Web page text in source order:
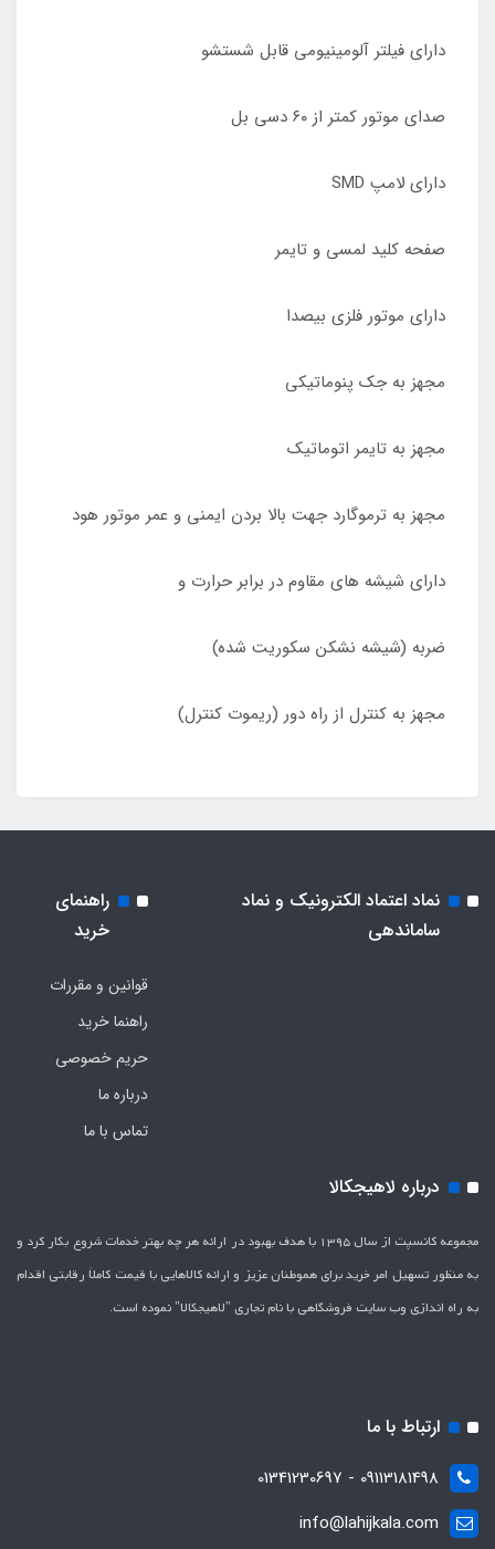
دارای فیلتر آلومینیومی قابل شستشو
صدای موتور کمتر از ۶٠ دسی بل
دارای لامپ SMD
صفحه کلید لمسی و تایمر
دارای موتور فلزی بیصدا
مجهز به جک پنوماتیکی
مجهز به تایمر اتوماتیک
مجهز به ترموگارد جهت بالا بردن ایمنی و عمر موتور هود
دارای شیشه های مقاوم در برابر حرارت و
ضربه (شیشه نشکن سکوریت شده)
مجهز به کنترل از راه دور (ریموت کنترل)
نماد اعتماد الکترونیک و نماد
ساماندهی
راهنمای
خرید
قوانین و مقررات
راهنما خرید
حریم خصوصی
درباره ما
تماس با ما
درباره لاهیجکالا
مجموعه کانسپت از سال 1395 با هدف بهبود در ارائه هر چه بهتر خدمات شروع بکار کرد و
به منظور تسهیل امر خرید برای هموطنان عزیز و ارائه کالاهایی با قیمت کاملاَ رقابتی اقدام
به راه اندازی وب سایت فروشگاهی با نام تجاری "لاهیج­کالا" نموده است.
ارتباط با ما
09113181498 - 01341230697
info@lahijkala.com